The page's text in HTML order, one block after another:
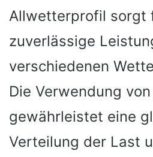
Allwetterprofil sorgt
zuverlässige
verschiedenen
Die Verwendung
gewährleistet eine
Verteilung der Last